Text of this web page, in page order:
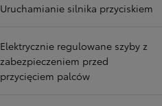
Uruchamianie silnika przyciskiem
Elektrycznie regulowane szyby z
zabezpieczeniem przed
przycięciem palców